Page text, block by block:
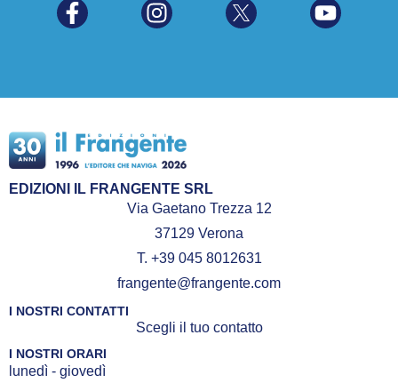
EDIZIONI IL FRANGENTE SRL
Via Gaetano Trezza 12
37129 Verona
T. +39 045 8012631
frangente@frangente.com
I NOSTRI CONTATTI
Scegli il tuo contatto
I NOSTRI ORARI
lunedì - giovedì